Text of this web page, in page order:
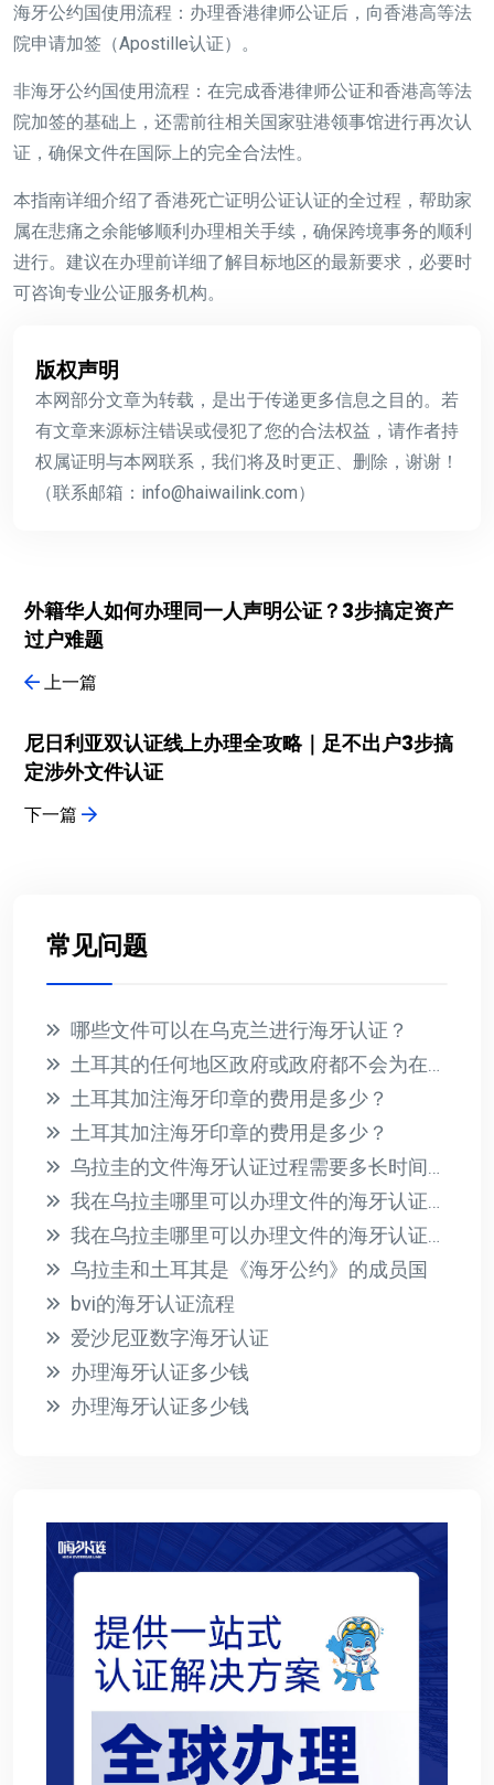
海牙公约国使用流程： 办理香港律师公证后，向香港高等法
院申请加签（Apostille认证）。
非海牙公约国使用流程： 在完成香港律师公证和香港高等法
院加签的基础上，还需前往相关国家驻港领事馆进行再次认
证，确保文件在国际上的完全合法性。
本指南详细介绍了香港死亡证明公证认证的全过程，帮助家
属在悲痛之余能够顺利办理相关手续，确保跨境事务的顺利
进行。建议在办理前详细了解目标地区的最新要求，必要时
可咨询专业公证服务机构。
版权声明
本网部分文章为转载，是出于传递更多信息之目的。若
有文章来源标注错误或侵犯了您的合法权益，请作者持
权属证明与本网联系，我们将及时更正、删除，谢谢！
（联系邮箱：info@haiwailink.com）
外籍华人如何办理同一人声明公证？3步搞定资产
过户难题
上一篇
尼日利亚双认证线上办理全攻略｜足不出户3步搞
定涉外文件认证
下一篇
常见问题
哪些文件可以在乌克兰进行海牙认证？
土耳其的任何地区政府或政府都不会为在国外收到的文件提供海牙认证
土耳其加注海牙印章的费用是多少？
土耳其加注海牙印章的费用是多少？
乌拉圭的文件海牙认证过程需要多长时间？此过程的相关费用是多少？
我在乌拉圭哪里可以办理文件的海牙认证？有哪些必要的要求？
我在乌拉圭哪里可以办理文件的海牙认证？有哪些必要的要求？
乌拉圭和土耳其是《海牙公约》的成员国
bvi的海牙认证流程
爱沙尼亚数字海牙认证
办理海牙认证多少钱
办理海牙认证多少钱